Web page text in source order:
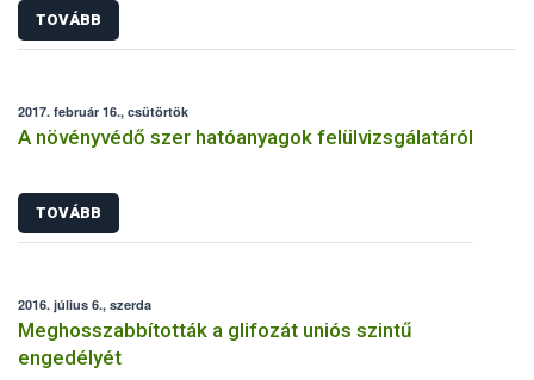
TOVÁBB
2017. február 16., csütörtök
A növényvédő szer hatóanyagok felülvizsgálatáról
TOVÁBB
2016. július 6., szerda
Meghosszabbították a glifozát uniós szintű
engedélyét